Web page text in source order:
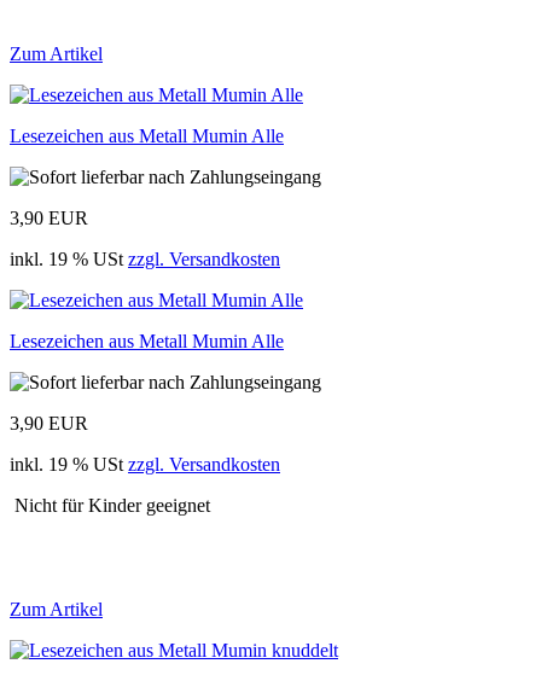
Zum Artikel
Lesezeichen aus Metall Mumin Alle
3,90 EUR
inkl. 19 % USt zzgl. Versandkosten
Lesezeichen aus Metall Mumin Alle
3,90 EUR
inkl. 19 % USt zzgl. Versandkosten
Nicht für Kinder geeignet
Zum Artikel